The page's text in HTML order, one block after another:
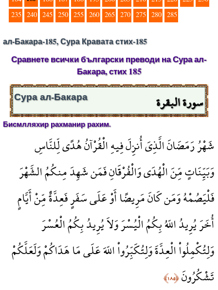
235 240 245 250 255 260 265 270 275 280 285
ал-Бакара-185, Сура Кравата стих-185
Сравнете всички български преводи на Сура ал-
Бакара, стих 185
سورة البقرة Сура ал-Бакара
Бисмлляхир рахманир рахим.
شَهْرُ رَمَضَانَ الَّذِيَ أُنزِلَ فِيهِ الْقُرْآنُ هُدًى لِّلنَّاسِ
وَبَيِّنَاتٍ مِّنَ الْهُدَى وَالْفُرْقَانِ فَمَن شَهِدَ مِنكُمُ الشَّهْرَ
فَلْيَصُمْهُ وَمَن كَانَ مَرِيضًا أَوْ عَلَى سَفَرٍ فَعِدَّةٌ مِّنْ أَيَّامٍ
أُخَرَ يُرِيدُ اللّهُ بِكُمُ الْيُسْرَ وَلاَ يُرِيدُ بِكُمُ الْعُسْرَ
وَلِتُكْمِلُواْ الْعِدَّةَ وَلِتُكَبِّرُواْ اللّهَ عَلَى مَا هَدَاكُمْ وَلَعَلَّكُمْ
تَشْكُرُونَ﴿١٨٥﴾